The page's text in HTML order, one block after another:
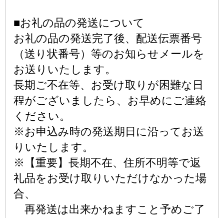
■お礼の品の発送について
お礼の品の発送完了後、配送伝票番号
（送り状番号）等のお知らせメールを
お送りいたします。
長期ご不在等、お受け取りが困難な日
程がございましたら、お早めにご連絡
ください。
※お申込み時の発送期日に沿ってお送
りいたします。
※【重要】長期不在、住所不明等で返
礼品をお受け取りいただけなかった場
合、
再発送は出来かねますこと予めご了